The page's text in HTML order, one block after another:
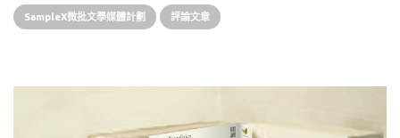
SampleX微批文學媒體計劃 評論文章